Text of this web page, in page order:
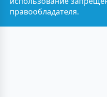
правообладателя.